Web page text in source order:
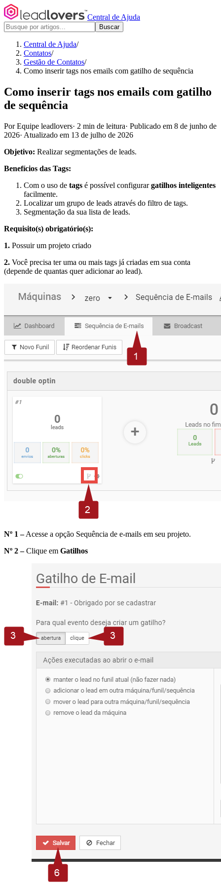
Central de Ajuda
Buscar
Central de Ajuda/
Contatos/
Gestão de Contatos/
Como inserir tags nos emails com gatilho de sequência
Como inserir tags nos emails com gatilho
de sequência
Por Equipe leadlovers· 2 min de leitura· Publicado em 8 de junho de
2026· Atualizado em 13 de julho de 2026
Objetivo: Realizar segmentações de leads.
Benefícios das Tags:
Com o uso de tags é possível configurargatilhos inteligentes
facilmente.
Localizar um grupo de leads através do filtro de tags.
Segmentação da sua lista de leads.
Requisito(s) obrigatório(s):
1. Possuir um projeto criado
2. Você precisa ter uma ou mais tags já criadas em sua conta
(depende de quantas quer adicionar ao lead).
Nº 1 –Acesse a opção Sequência de e-mails em seu projeto.
Nº 2 –Clique em Gatilhos